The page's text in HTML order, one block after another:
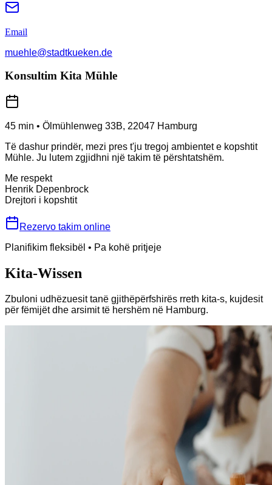
Email
muehle@stadtkueken.de
Konsultim Kita Mühle
45 min • Ölmühlenweg 33B, 22047 Hamburg
Të dashur prindër, mezi pres t'ju tregoj ambientet e kopshtit
Mühle. Ju lutem zgjidhni një takim të përshtatshëm.
Me respekt
Henrik Depenbrock
Drejtori i kopshtit
Rezervo takim online
Planifikim fleksibël • Pa kohë pritjeje
Kita-Wissen
Zbuloni udhëzuesit tanë gjithëpërfshirës rreth kita-s, kujdesit
për fëmijët dhe arsimit të hershëm në Hamburg.